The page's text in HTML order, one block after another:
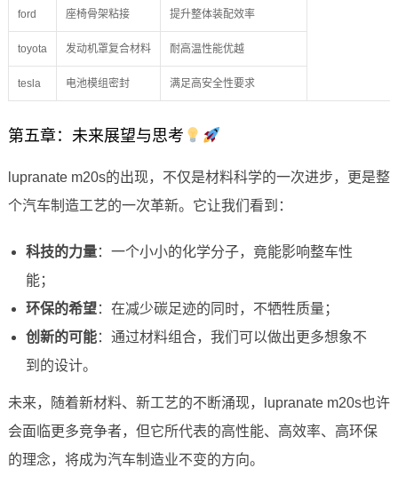
ford 座椅骨架粘接 提升整体装配效率
toyota 发动机罩复合材料 耐高温性能优越
tesla 电池模组密封 满足高安全性要求
第五章：未来展望与思考
lupranate m20s的出现，不仅是材料科学的一次进步，更是整
个汽车制造工艺的一次革新。它让我们看到：
科技的力量：一个小小的化学分子，竟能影响整车性
能；
环保的希望：在减少碳足迹的同时，不牺牲质量；
创新的可能：通过材料组合，我们可以做出更多想象不
到的设计。
未来，随着新材料、新工艺的不断涌现，lupranate m20s也许
会面临更多竞争者，但它所代表的高性能、高效率、高环保
的理念，将成为汽车制造业不变的方向。